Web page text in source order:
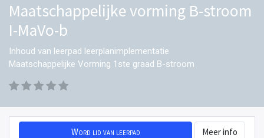
Maatschappelijke vorming B-stroom
I-MaVo-b
Inhoud van leerpad leerplanimplementatie
Maatschappelijke Vorming 1ste graad B-stroom
Word lid van leerpad Meer info